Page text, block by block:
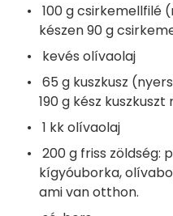
100 g csirkemellfilé
készen 90 g
kevés olívaolaj
65 g kuszkusz
190 g kész
1 kk olívaolaj
200 g friss zöldség:
kígyóuborka,
ami van otthon.